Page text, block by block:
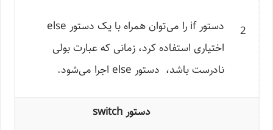
2
دستور if را می‌توان همراه با یک دستور else
اختیاری استفاده کرد، زمانی که عبارت بولی
نادرست باشد، دستور else اجرا می‌شود.
دستور switch